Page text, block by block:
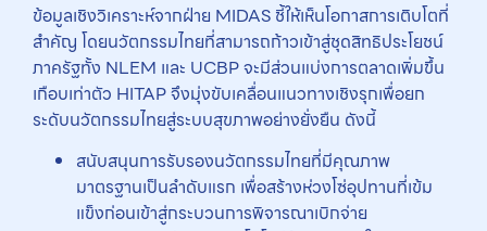
ข้อมูลเชิงวิเคราะห์จากฝ่าย MIDAS ชี้ให้เห็นโอกาสการเติบโตที่
สำคัญ โดยนวัตกรรมไทยที่สามารถก้าวเข้าสู่ชุดสิทธิประโยชน์
ภาครัฐทั้ง NLEM และ UCBP จะมีส่วนแบ่งการตลาดเพิ่มขึ้น
เกือบเท่าตัว HITAP จึงมุ่งขับเคลื่อนแนวทางเชิงรุกเพื่อยก
ระดับนวัตกรรมไทยสู่ระบบสุขภาพอย่างยั่งยืน ดังนี้
สนับสนุนการรับรองนวัตกรรมไทยที่มีคุณภาพ
มาตรฐานเป็นลำดับแรก เพื่อสร้างห่วงโซ่อุปทานที่เข้ม
แข็งก่อนเข้าสู่กระบวนการพิจารณาเบิกจ่าย